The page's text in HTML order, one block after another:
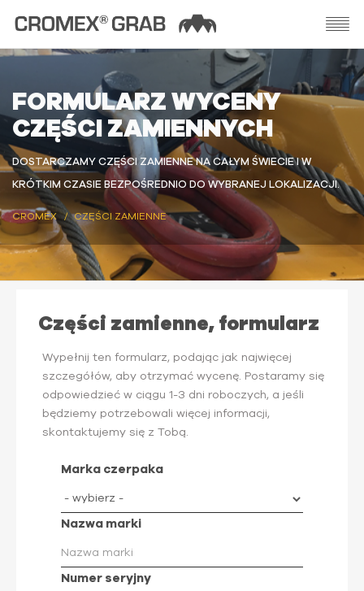
FORMULARZ WYCENY
CZĘŚCI ZAMIENNYCH
DOSTARCZAMY CZĘŚCI ZAMIENNE NA CAŁYM ŚWIECIE I W
KRÓTKIM CZASIE BEZPOŚREDNIO DO WYBRANEJ LOKALIZACJI.
CROMEX CZĘŚCI ZAMIENNE
Części zamienne, formularz
Wypełnij ten formularz, podając jak najwięcej
szczegółów, aby otrzymać wycenę. Postaramy się
odpowiedzieć w ciągu 1-3 dni roboczych, a jeśli
będziemy potrzebowali więcej informacji,
skontaktujemy się z Tobą.
Marka czerpaka
Nazwa marki
Numer seryjny